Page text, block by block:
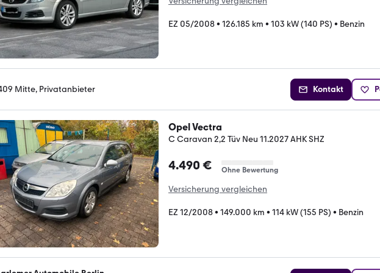
EZ 05/2008• 126.185 km • 103 kW (140 PS) • Benzin
Mitte, Privatanbieter Kontakt
Opel Vectra
C Caravan 2,2 Tüv Neu 11.2027 AHK SHZ
4.490 € Ohne Bewertung
Versicherung vergleichen
EZ 12/2008• 149.000 km • 114 kW (155 PS) • Benzin